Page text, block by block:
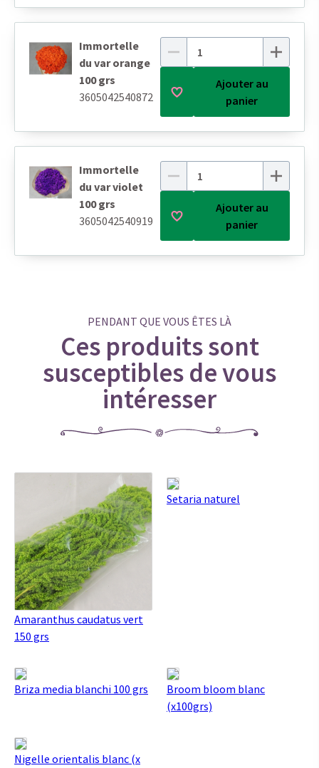
Immortelle
du var orange
100 grs
3605042540872
Ajouter au
panier
Immortelle
du var violet
100 grs
3605042540919
Ajouter au
panier
PENDANT QUE VOUS ÊTES LÀ
Ces produits sont
susceptibles de vous
intéresser
Amaranthus caudatus vert
150 grs
Setaria naturel
Briza media blanchi 100 grs
Broom bloom blanc
(x100grs)
Nigelle orientalis blanc (x